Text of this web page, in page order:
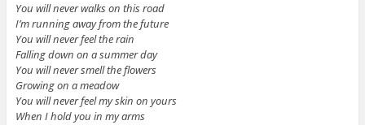
You will never walks on this road
I’m running away from the future
You will never feel the rain
Falling down on a summer day
You will never smell the flowers
Growing on a meadow
You will never feel my skin on yours
When I hold you in my arms